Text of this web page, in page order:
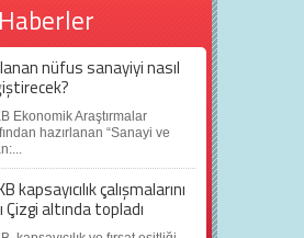
nüfus sanayiyi nasıl
Ekonomik Araştırmalar
hazırlanan “Sanayi ve
kapsayıcılık çalışmalarını
Çizgi altında topladı